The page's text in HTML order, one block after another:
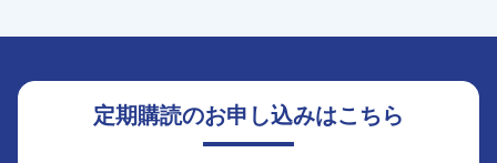
定期購読のお申し込みはこちら